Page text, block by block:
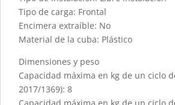
Tipo de carga: Frontal
Encimera extraíble: No
Material de la cuba: Plástico
Dimensiones y peso
Capacidad máxima en kg de un ciclo
2017/1369): 8